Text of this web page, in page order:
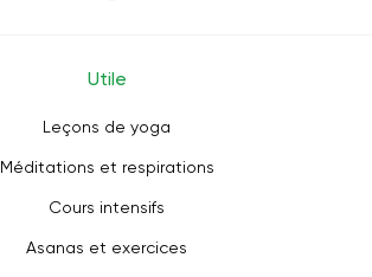
Utile
Leçons de yoga
Méditations et respirations
Cours intensifs
Asanas et exercices